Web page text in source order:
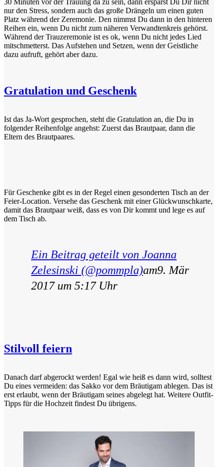
30 Minuten vor der Trauung da zu sein, dann ersparst Du Dir nicht
nur den Stress, sondern auch das große Drängeln um einen guten
Platz während der Zeremonie. Den nimmst Du dann in den hinteren
Reihen ein, wenn Du nicht zum näheren Verwandtenkreis gehörst.
Während der Trauzeremonie ist es ok, wenn Du nicht jedes Lied
mitschmetterst. Das Aufstehen und Setzen, wenn der Geistliche
dazu aufruft, gehört aber dazu.
Gratulation und Geschenk
Ist das Ja-Wort gesprochen, steht die Gratulation an, die Du in
folgender Reihenfolge angehst: Zuerst das Brautpaar, dann die
Eltern des Brautpaares.
Für Geschenke gibt es in der Regel einen gesonderten Tisch an der
Feier-Location. Versehe das Geschenk mit einer Glückwunschkarte,
damit das Brautpaar weiß, dass es von Dir kommt und lege es auf
dem Tisch ab.
Ein Beitrag geteilt von Joanna
Zelesinski (@pommpla)am9. Mär
2017 um 5:17 Uhr
Stilvoll feiern
Danach darf abgerockt werden! Egal wie heiß es dann wird, solltest
Du eines vermeiden: das Sakko vor dem Bräutigam ablegen. Das ist
erst erlaubt, wenn der Bräutigam seines abgelegt hat. Weitere Outfit-
Tipps für die Hochzeit findest Du übrigens.